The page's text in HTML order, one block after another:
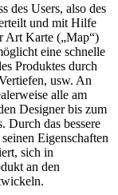
des Users, also des
und mit Hilfe
Art Karte („Map“)
eine schnelle
Produktes durch
usw. An
alle am
Designer bis zum
Durch das bessere
Eigenschaften
sich in
an den